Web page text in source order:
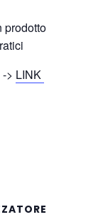
prodotto
> LINK